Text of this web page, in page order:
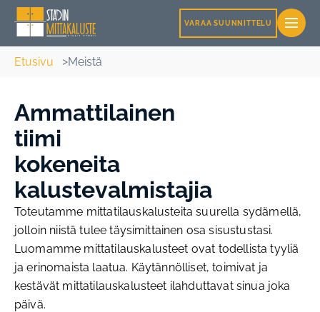
VARAA SUUNNITTELU
Etusivu Meistä
Ammattilainen
tiimi
kokeneita
kalustevalmistajia
Toteutamme mittatilauskalusteita suurella sydämellä,
jolloin niistä tulee täysimittainen osa sisustustasi.
Luomamme mittatilauskalusteet ovat todellista tyyliä
ja erinomaista laatua. Käytännölliset, toimivat ja
kestävät mittatilauskalusteet ilahduttavat sinua joka
päivä.